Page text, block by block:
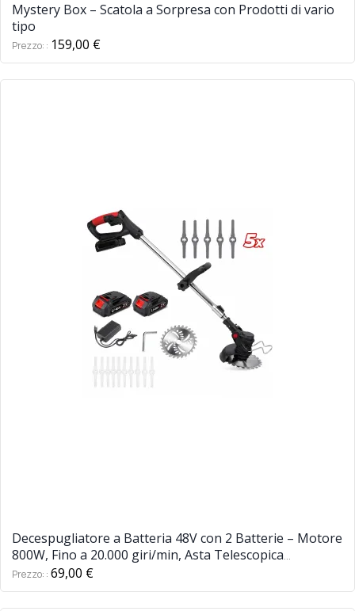
Mystery Box – Scatola a Sorpresa con Prodotti di vario
tipo
Prezzo: 159,00 €
Decespugliatore a Batteria 48V con 2 Batterie – Motore
800W, Fino a 20.000 giri/min, Asta Telescopica
Regolabile
Prezzo: 69,00 €